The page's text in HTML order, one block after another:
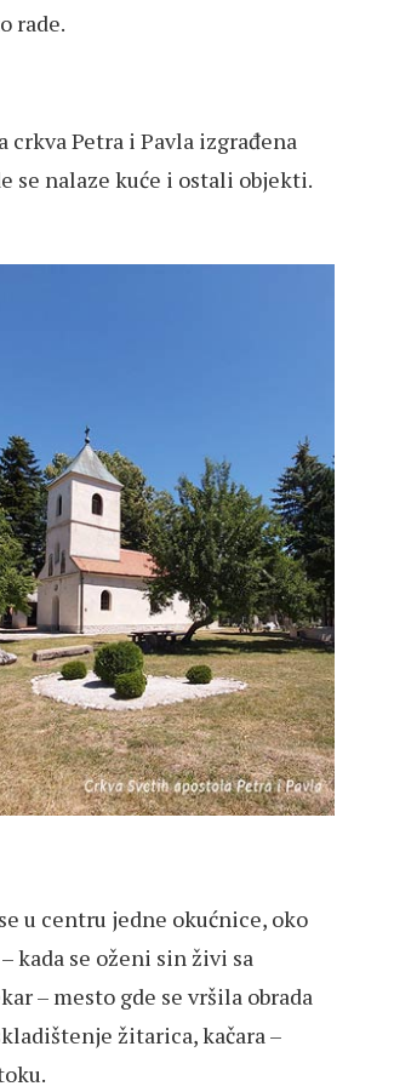
rade.
crkva Petra i Pavla izgrađena
se nalaze kuće i ostali objekti.
u centru jedne okućnice, oko
kada se oženi sin živi sa
– mesto gde se vršila obrada
žitarica, kačara –